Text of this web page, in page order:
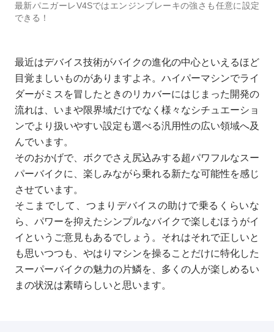
最新パニガーレV4Sではエンジンブレーキの強さも任意に設定
できる！
最近はデバイス技術がバイクの進化の中心といえるほど
目覚ましいものがありますよネ。ハイパーマシンでライ
ダーがミスを冒したときのリカバーにはじまった開発の
流れは、いまや限界域だけでなく様々なシチュエーショ
ンでより扱いやすい設定も選べる汎用性の広い領域へ及
んでいます。
そのおかげで、ボクでさえ尻込みする超パワフルなスー
パーバイクに、楽しみながら乗れる新たな可能性を感じ
させています。
そこまでして、つまりデバイスの助けで乗るくらいな
ら、パワーを抑えたシンプルなバイクで楽しむほうがイ
イというご意見もあるでしょう。それはそれで正しいと
も思いつつも、やはりマシンを操ることだけに特化した
スーパーバイクの魅力の片鱗を、多くの人が楽しめるい
まの状況は素晴らしいと思います。